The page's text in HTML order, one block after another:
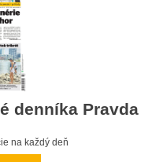
denníka Pravda
na každý deň